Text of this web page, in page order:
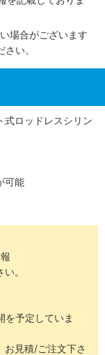
場合がございます
い。
式ロッドレスシリン
可能
も向上
可能
応。
を予定していま
見積/ご注文下さ